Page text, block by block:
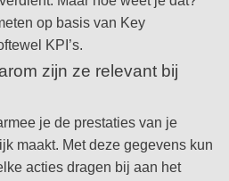
op basis van Key
KPI’s.
zijn ze relevant bij
je de prestaties van je
maakt. Met deze gegevens kun
acties dragen bij aan het